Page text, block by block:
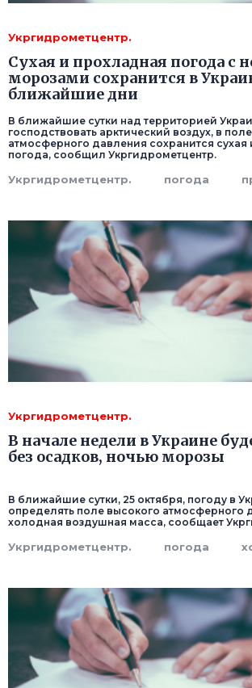
Укргидрометцентр.
Сухая и прохладная погода с
морозами сохранится в
ближайшие дни
В ближайшие сутки над территорией
господствовать арктический воздух, в
атмосферного давления сохранится сухая
погода, сообщил Укргидрометцентр.
Укргидрометцентр. погода
Укргидрометцентр.
В начале недели в Украине
без осадков, ночью морозы
В ближайшие сутки, 25 октября, погоду в
определять поле высокого атмосферного
холодная воздушная масса, сообщает
Укргидрометцентр. погода